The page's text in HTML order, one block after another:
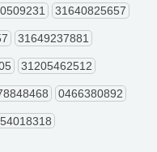
31640825657
31649237881
31205462512
0466380892